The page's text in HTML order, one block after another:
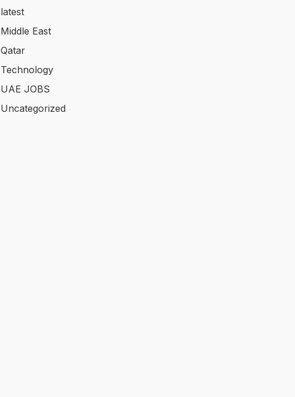
latest
Middle East
Qatar
Technology
UAE JOBS
Uncategorized